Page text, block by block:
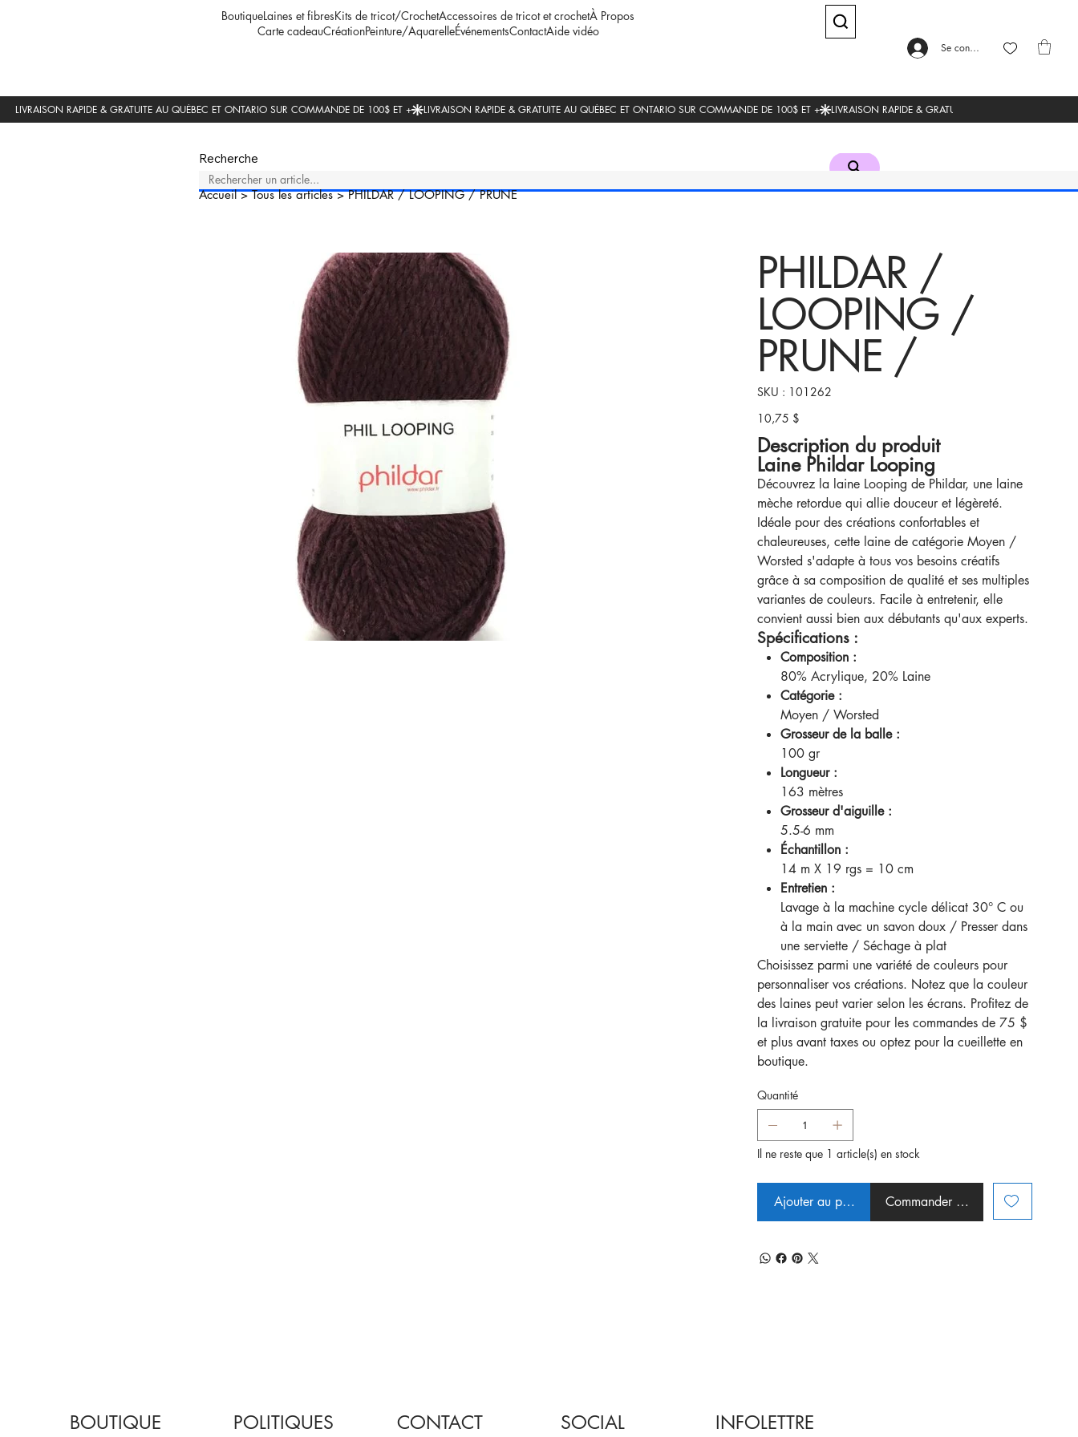
BoutiqueLaines et fibresKits de tricot/CrochetAccessoires de tricot et crochetÀ Propos
Carte cadeauCréationPeinture/AquarelleÉvénementsContactAide vidéo
Se connecter
Recherche
Accueil>Tous les articles>PHILDAR / LOOPING / PRUNE
PHILDAR /
LOOPING /
PRUNE /
SKU :
SKU
101262
101262
Prix
10,75 $
Description du produit
Laine Phildar Looping
Découvrez la laine Looping de Phildar, une laine
mèche retordue qui allie douceur et légèreté.
Idéale pour des créations confortables et
chaleureuses, cette laine de catégorie Moyen /
Worsted s'adapte à tous vos besoins créatifs
grâce à sa composition de qualité et ses multiples
variantes de couleurs. Facile à entretenir, elle
convient aussi bien aux débutants qu'aux experts.
Spécifications :
Composition :
80% Acrylique, 20% Laine
Catégorie :
Moyen / Worsted
Grosseur de la balle :
100 gr
Longueur :
163 mètres
Grosseur d'aiguille :
5.5-6 mm
Échantillon :
14 m X 19 rgs = 10 cm
Entretien :
Lavage à la machine cycle délicat 30° C ou
à la main avec un savon doux / Presser dans
une serviette / Séchage à plat
Choisissez parmi une variété de couleurs pour
personnaliser vos créations. Notez que la couleur
des laines peut varier selon les écrans. Profitez de
la livraison gratuite pour les commandes de 75 $
et plus avant taxes ou optez pour la cueillette en
boutique.
Quantité
Il ne reste que 1 article(s) en stock
Ajouter au panier Commander et payer
BOUTIQUE POLITIQUES CONTACT SOCIAL INFOLETTRE